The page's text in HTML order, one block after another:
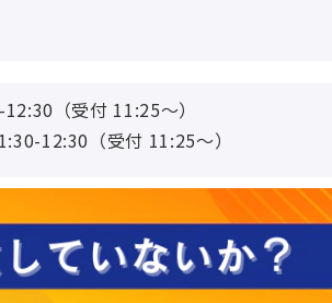
（受付 11:25〜）
12:30（受付 11:25〜）